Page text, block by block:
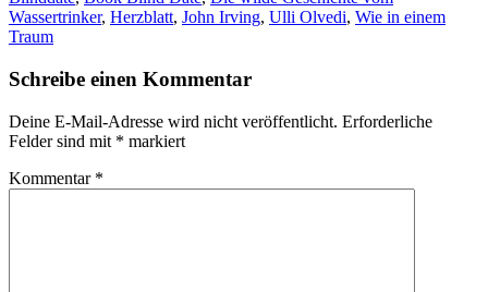
Wassertrinker, Herzblatt, John Irving, Ulli Olvedi, Wie in einem
Traum
Schreibe einen Kommentar
Deine E-Mail-Adresse wird nicht veröffentlicht. Erforderliche
Felder sind mit * markiert
Kommentar *